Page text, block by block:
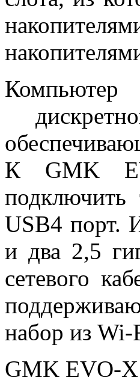
К GMK
USB4 порт.
и два 2,5
сетевого
набор из
GMK EVO-